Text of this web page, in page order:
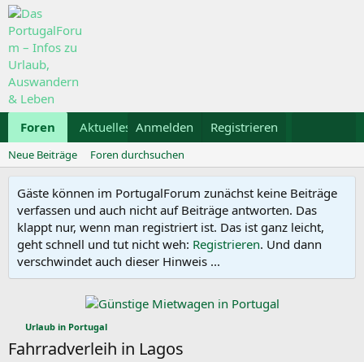
Foren Aktuelles Galerie Kalender
Anmelden Registrieren
Neue Beiträge Foren durchsuchen
Gäste können im PortugalForum zunächst keine Beiträge
verfassen und auch nicht auf Beiträge antworten. Das
klappt nur, wenn man registriert ist. Das ist ganz leicht,
geht schnell und tut nicht weh: Registrieren. Und dann
verschwindet auch dieser Hinweis ...
Urlaub in Portugal
Fahrradverleih in Lagos